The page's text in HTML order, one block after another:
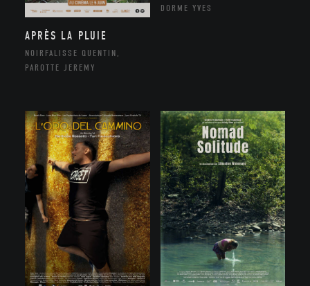
APRÈS LA PLUIE
NOIRFALISSE QUENTIN,
PAROTTE JEREMY
DORME YVES